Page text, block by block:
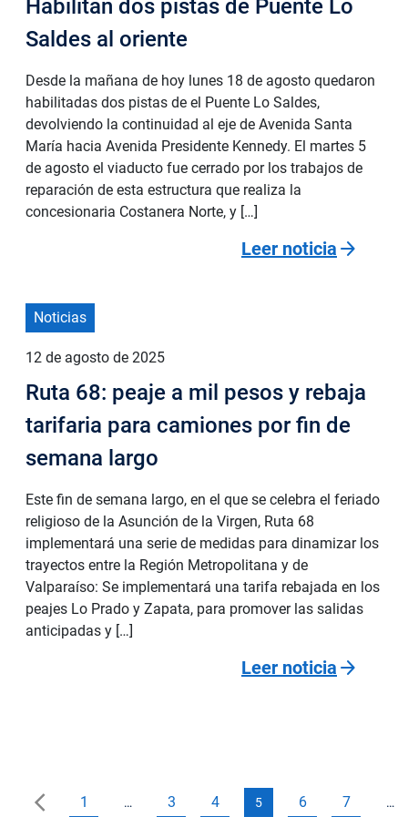
Habilitan dos pistas de Puente Lo
Saldes al oriente
Desde la mañana de hoy lunes 18 de agosto quedaron
habilitadas dos pistas de el Puente Lo Saldes,
devolviendo la continuidad al eje de Avenida Santa
María hacia Avenida Presidente Kennedy. El martes 5
de agosto el viaducto fue cerrado por los trabajos de
reparación de esta estructura que realiza la
concesionaria Costanera Norte, y […]
Leer noticia arrow_forward
Noticias
12 de agosto de 2025
Ruta 68: peaje a mil pesos y rebaja
tarifaria para camiones por fin de
semana largo
Este fin de semana largo, en el que se celebra el feriado
religioso de la Asunción de la Virgen, Ruta 68
implementará una serie de medidas para dinamizar los
trayectos entre la Región Metropolitana y de
Valparaíso: Se implementará una tarifa rebajada en los
peajes Lo Prado y Zapata, para promover las salidas
anticipadas y […]
Leer noticia arrow_forward
1 … 3 4 5 6 7 …